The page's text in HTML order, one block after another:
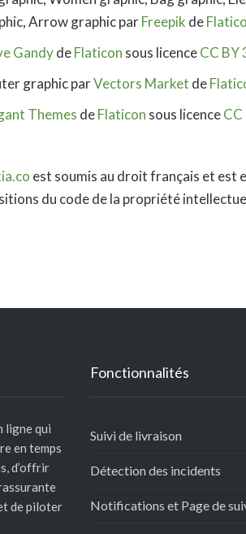
Arrow graphic parFreepik de
GandydeFlaticon sous licenceCC BY
graphic parVectors Market de
Themes deFlaticon sous licenceCC
est soumis au droit français et est
du code de la propriété
ligne qui
en temps
d’offrir
de piloter
Fonctionnalités
Suivi de livraison
Détection des incidents
Notifications et Page de